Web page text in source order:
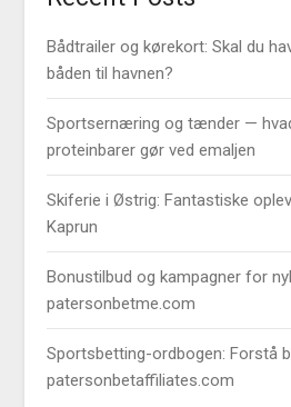
Bådtrailer og kørekort: Skal du
båden til havnen?
Sportsernæring og tænder —
proteinbarer gør ved emaljen
Skiferie i Østrig: Fantastiske
Kaprun
Bonustilbud og kampagner for
patersonbetme.com
Sportsbetting-ordbogen: Forstå
patersonbetaffiliates.com